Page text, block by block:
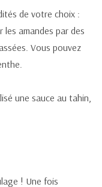
de votre choix :
amandes par des
Vous pouvez
une sauce au tahin,
! Une fois